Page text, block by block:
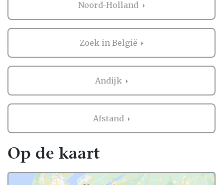
Voor zowel Foodtrucks als vele andere
onderdelen voor de bruiloft kan je op
Trouwen.nl veel inspiratie vinden. En heb je
iets gezien dat je aanspreekt? Dan kan je
direct contact opnemen bij de professional
Foodtrucks in Andijk
Zaken regelen voor jullie bruiloft is erg
belangrijk. Het is dus niet zo gek dat je
graag eerst ervaringen van andere
bruidsparen leest over Foodtrucks in Andijk.
Noord-Holland
Zoek in België
Andijk
Afstand
Op de kaart